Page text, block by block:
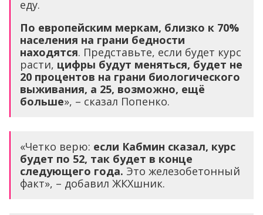
еду.
По европейским меркам, близко к 70%
населения на грани бедности
находятся. Представьте, если будет курс
расти, цифры будут меняться, будет не
20 процентов на грани биологического
выживания, а 25, возможно, ещё
больше», – сказал Попенко.
«Четко верю: если Кабмин сказал, курс
будет по 52, так будет в конце
следующего года. Это железобетонный
факт», – добавил ЖКХшник.